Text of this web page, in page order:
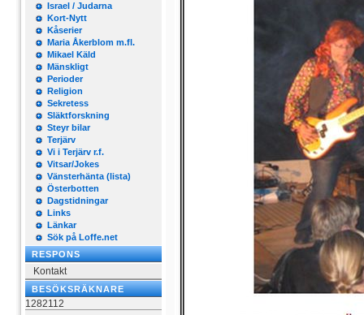
Israel / Judarna
Kort-Nytt
Kåserier
Maria Åkerblom m.fl.
Mikael Käld
Mänskligt
Perioder
Religion
Sekretess
Släktforskning
Steyr bilar
Terjärv
Vi i Terjärv r.f.
Vitsar/Jokes
Vänsterhänta (lista)
Österbotten
Dagstidningar
Links
Länkar
Sök på Loffe.net
RESPONS
Kontakt
BESÖKSRÄKNARE
1282112